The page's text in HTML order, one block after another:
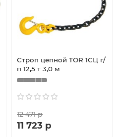
Строп цепной TOR 1СЦ г/
п 12,5 т 3,0 м
12 471 р
11 723 р